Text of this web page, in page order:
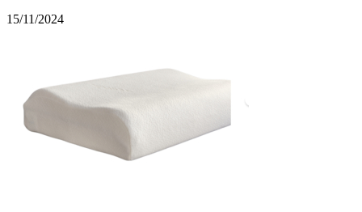
15/11/2024